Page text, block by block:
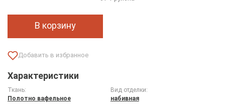
В корзину
Характеристики
Ткань:
Полотно вафельное
Вид отделки:
набивная